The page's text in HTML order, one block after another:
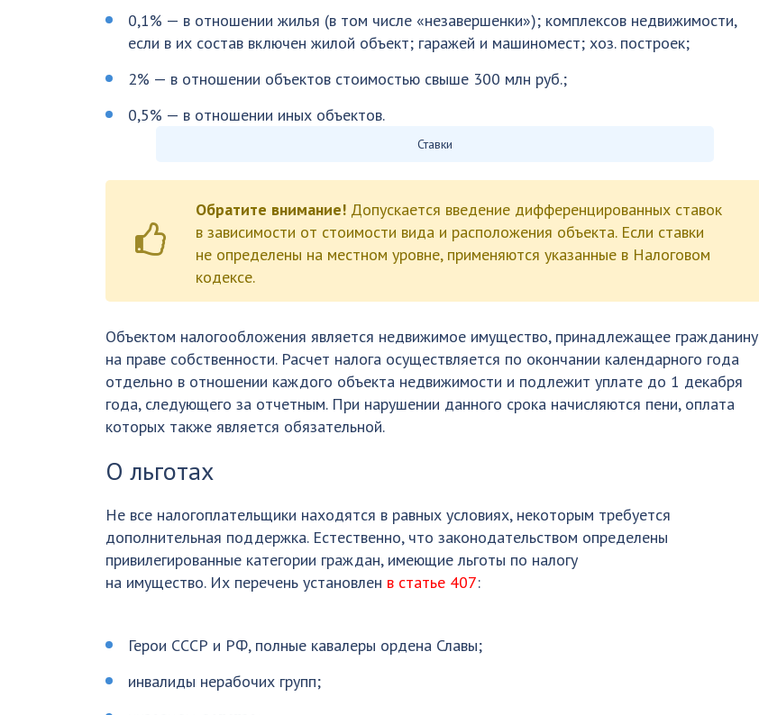
0,1% — в отношении жилья (в том числе «незавершенки»); комплексов недвижимости,
если в их состав включен жилой объект; гаражей и машиномест; хоз. построек;
2% — в отношении объектов стоимостью свыше 300 млн руб.;
0,5% — в отношении иных объектов.
Ставки
Обратите внимание! Допускается введение дифференцированных ставок
в зависимости от стоимости вида и расположения объекта. Если ставки
не определены на местном уровне, применяются указанные в Налоговом
кодексе.
Объектом налогообложения является недвижимое имущество, принадлежащее гражданину
на праве собственности. Расчет налога осуществляется по окончании календарного года
отдельно в отношении каждого объекта недвижимости и подлежит уплате до 1 декабря
года, следующего за отчетным. При нарушении данного срока начисляются пени, оплата
которых также является обязательной.
О льготах
Не все налогоплательщики находятся в равных условиях, некоторым требуется
дополнительная поддержка. Естественно, что законодательством определены
привилегированные категории граждан, имеющие льготы по налогу
на имущество. Их перечень установлен в статье 407:
Герои СССР и РФ, полные кавалеры ордена Славы;
инвалиды нерабочих групп;